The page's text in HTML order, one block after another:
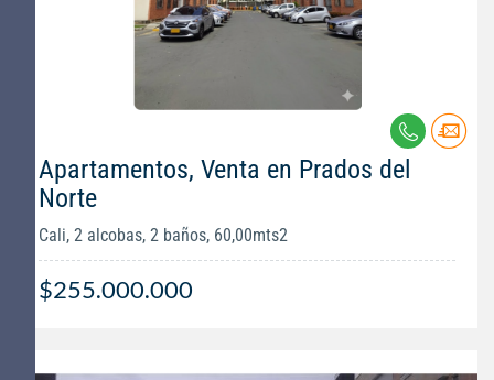
Apartamentos, Venta en Prados del
Norte
Cali, 2 alcobas, 2 baños, 60,00mts2
$255.000.000